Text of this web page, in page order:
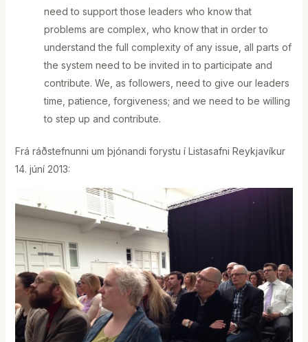
need to support those leaders who know that
problems are complex, who know that in order to
understand the full complexity of any issue, all parts of
the system need to be invited in to participate and
contribute. We, as followers, need to give our leaders
time, patience, forgiveness; and we need to be willing
to step up and contribute.
Frá ráðstefnunni um þjónandi forystu í Listasafni Reykjavíkur
14. júní 2013: